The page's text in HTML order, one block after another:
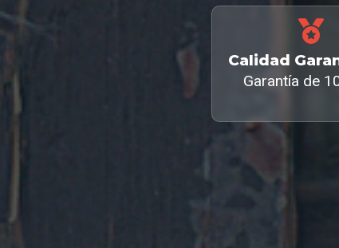
Calidad
Garantía de